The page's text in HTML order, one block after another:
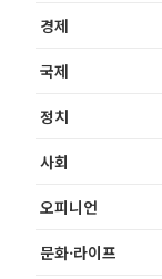
경제
국제
정치
사회
오피니언
문화·라이프